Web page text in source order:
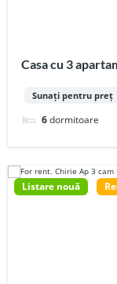
Casa cu 3
Sunați pentru preț
6dormitoare
Listare nouă